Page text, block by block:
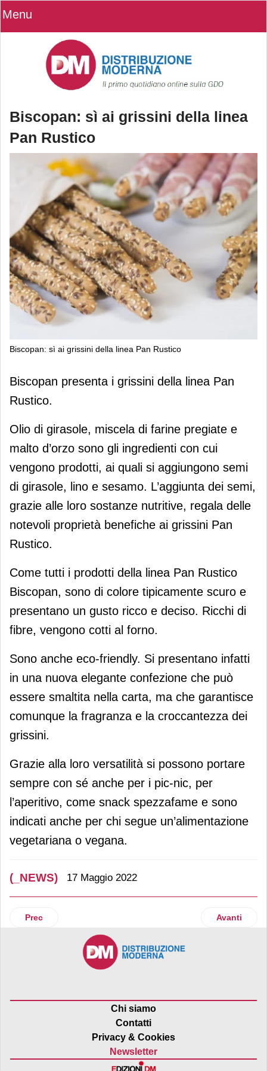
Menu
Biscopan: sì ai grissini della linea
Pan Rustico
Biscopan: sì ai grissini della linea Pan Rustico
Biscopan: sì ai grissini della linea Pan
Rustico
Biscopan presenta i grissini della linea Pan
Rustico.
Olio di girasole, miscela di farine pregiate e
malto d’orzo sono gli ingredienti con cui
vengono prodotti, ai quali si aggiungono semi
di girasole, lino e sesamo. L’aggiunta dei semi,
grazie alle loro sostanze nutritive, regala delle
notevoli proprietà benefiche ai grissini Pan
Rustico.
Come tutti i prodotti della linea Pan Rustico
Biscopan, sono di colore tipicamente scuro e
presentano un gusto ricco e deciso. Ricchi di
fibre, vengono cotti al forno.
Sono anche eco-friendly. Si presentano infatti
in una nuova elegante confezione che può
essere smaltita nella carta, ma che garantisce
comunque la fragranza e la croccantezza dei
grissini.
Grazie alla loro versatilità si possono portare
sempre con sé anche per i pic-nic, per
l’aperitivo, come snack spezzafame e sono
indicati anche per chi segue un’alimentazione
vegetariana o vegana.
(_NEWS) 17 Maggio 2022
Articolo precedente: Deco Industrie: stabile il fatturato e
Prec Articolo
Avanti
Chi siamo
Contatti
Privacy & Cookies
Newsletter